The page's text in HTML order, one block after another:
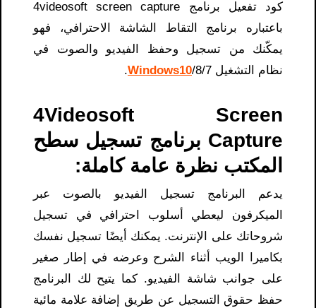
كود تفعيل برنامج 4videosoft screen capture
باعتباره برنامج التقاط الشاشة الاحترافي، فهو
يمكّنك من تسجيل وحفظ الفيديو والصوت في
نظام التشغيل
Windows10/8/7.
4Videosoft Screen
Capture برنامج تسجيل سطح
المكتب نظرة عامة كاملة:
يدعم البرنامج تسجيل الفيديو بالصوت عبر
الميكرفون ليعطي أسلوب احترافي في تسجيل
شروحاتك على الإنترنت. يمكنك أيضًا تسجيل نفسك
بكاميرا الويب أثناء الشرح وعرضه في إطار صغير
على جوانب شاشة الفيديو. كما يتيح لك البرنامج
حفظ حقوق التسجيل عن طريق إضافة علامة مائية